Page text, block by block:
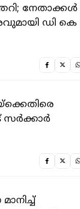
നേതാക്കള്‍
ഡി കെ
സർക്കാർ